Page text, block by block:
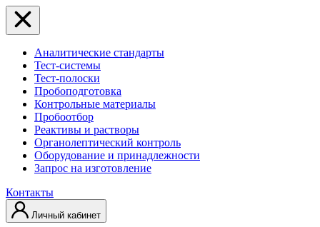
Аналитические стандарты
Тест-системы
Тест-полоски
Пробоподготовка
Контрольные материалы
Пробоотбор
Реактивы и растворы
Органолептический контроль
Оборудование и принадлежности
Запрос на изготовление
Контакты
Личный кабинет